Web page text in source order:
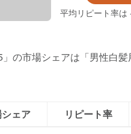
平均リピート率は
の市場シェアは「男性白
ェア リピート率